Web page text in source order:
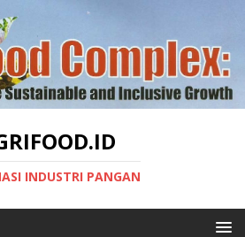
INDUSTRI PANGAN